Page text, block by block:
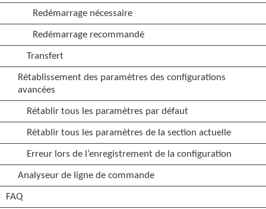
Redémarrage nécessaire
Redémarrage recommandé
Transfert
Rétablissement des paramètres des configurations
avancées
Rétablir tous les paramètres par défaut
Rétablir tous les paramètres de la section actuelle
Erreur lors de l’enregistrement de la configuration
Analyseur de ligne de commande
FAQ